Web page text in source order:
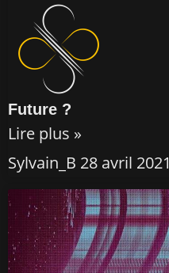
Future ?
Lire plus »
Sylvain_B 28 avril 2021